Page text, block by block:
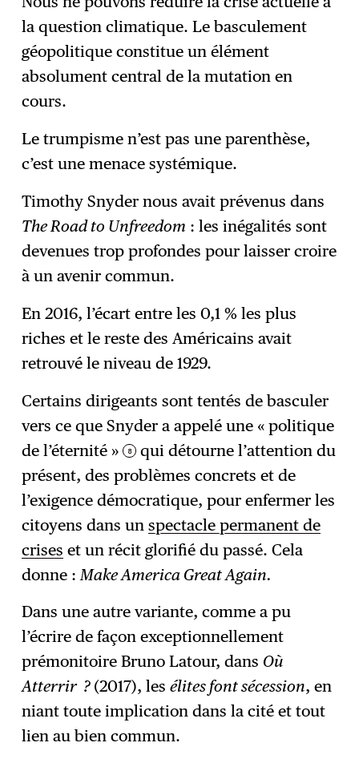
la question climatique. Le basculement
géopolitique constitue un élément
absolument central de la mutation en
cours.
Le trumpisme n’est pas une parenthèse,
c’est une menace systémique.
Timothy Snyder nous avait prévenus dans
The Road to Unfreedom : les inégalités sont
devenues trop profondes pour laisser croire
à un avenir commun.
En 2016, l’écart entre les 0,1 % les plus
riches et le reste des Américains avait
retrouvé le niveau de 1929.
Certains dirigeants sont tentés de basculer
vers ce que Snyder a appelé une « politique
de l’éternité » 8
qui détourne l’attention du
présent, des problèmes concrets et de
l’exigence démocratique, pour enfermer les
citoyens dans unspectacle permanent de
crises et un récit glorifié du passé. Cela
donne : Make America Great Again.
Dans une autre variante, comme a pu
l’écrire de façon exceptionnellement
prémonitoire Bruno Latour, dans Où
Atterrir ? (2017), lesélites font sécession, en
niant toute implication dans la cité et tout
lien au bien commun.